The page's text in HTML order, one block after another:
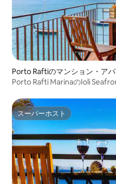
Porto Raftiのマンション・アパ
Porto Rafti MarinaのIoli
スーパーホスト
スーパーホスト